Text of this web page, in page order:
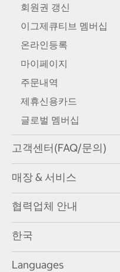
회원권 갱신
이그제큐티브 멤버십
온라인등록
마이페이지
주문내역
제휴신용카드
글로벌 멤버십
고객센터(FAQ/문의)
매장 & 서비스
협력업체 안내
한국
Languages